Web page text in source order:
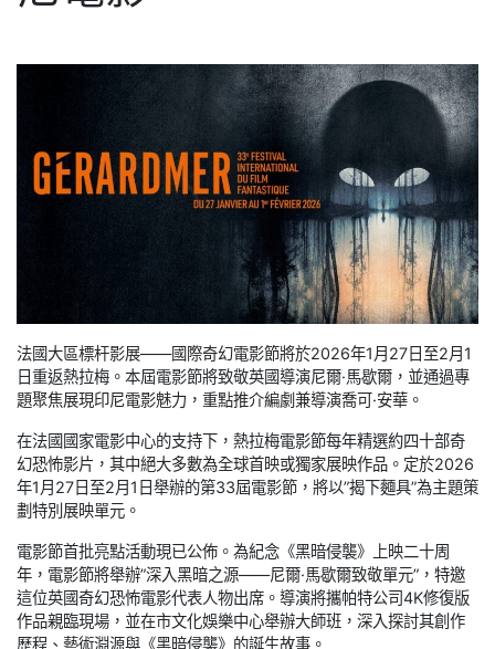
法國大區標杆影展——國際奇幻電影節將於2026年1月27日至2月1
日重返熱拉梅。本屆電影節將致敬英國導演尼爾·馬歇爾，並通過專
題聚焦展現印尼電影魅力，重點推介編劇兼導演喬可·安華。
在法國國家電影中心的支持下，熱拉梅電影節每年精選約四十部奇
幻恐怖影片，其中絕大多數為全球首映或獨家展映作品。定於2026
年1月27日至2月1日舉辦的第33屆電影節，將以”揭下麵具”為主題策
劃特別展映單元。
電影節首批亮點活動現已公佈。為紀念《黑暗侵襲》上映二十周
年，電影節將舉辦”深入黑暗之源——尼爾·馬歇爾致敬單元”，特邀
這位英國奇幻恐怖電影代表人物出席。導演將攜帕特公司4K修復版
作品親臨現場，並在市文化娛樂中心舉辦大師班，深入探討其創作
歷程、藝術淵源與《黑暗侵襲》的誕生故事。